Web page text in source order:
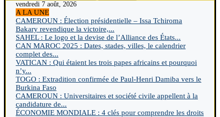
vendredi 7 août, 2026
A LA UNE
CAMEROUN : Élection présidentielle – Issa Tchiroma
Bakary revendique la victoire,...
SAHEL : Le logo et la devise de l’Alliance des États...
CAN MAROC 2025 : Dates, stades, villes, le calendrier
complet des...
VATICAN : Qui étaient les trois papes africains et pourquoi
n’y...
TOGO : Extradition confirmée de Paul-Henri Damiba vers le
Burkina Faso
CAMEROUN : Universitaires et société civile appellent à la
candidature de...
ÉCONOMIE MONDIALE : 4 clés pour comprendre les droits